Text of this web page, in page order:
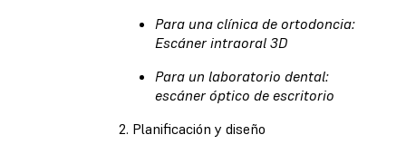
Para una clínica de ortodoncia:
Escáner intraoral 3D
Para un laboratorio dental:
escáner óptico de escritorio
2. Planificación y diseño